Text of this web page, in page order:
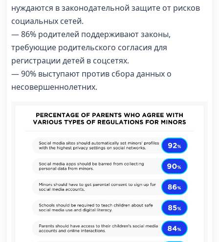
нуждаются в законодательной защите от рисков
социальных сетей.
— 86% родителей поддерживают законы,
требующие родительского согласия для
регистрации детей в соцсетях.
— 90% выступают против сбора данных о
несовершеннолетних.